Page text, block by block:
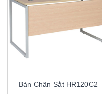
Bàn Chân Sắt HR120C2